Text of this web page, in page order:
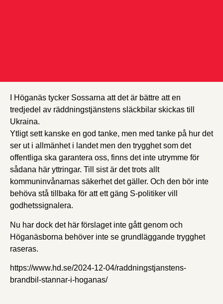
I Höganäs tycker Sossarna att det är bättre att en
tredjedel av räddningstjänstens släckbilar skickas till
Ukraina.
Ytligt sett kanske en god tanke, men med tanke på hur det
ser ut i allmänhet i landet men den trygghet som det
offentliga ska garantera oss, finns det inte utrymme för
sådana här yttringar. Till sist är det trots allt
kommuninvånarnas säkerhet det gäller. Och den bör inte
behöva stå tillbaka för att ett gäng S-politiker vill
godhetssignalera.
Nu har dock det här förslaget inte gått genom och
Höganäsborna behöver inte se grundläggande trygghet
raseras.
https://www.hd.se/2024-12-04/raddningstjanstens-
brandbil-stannar-i-hoganas/